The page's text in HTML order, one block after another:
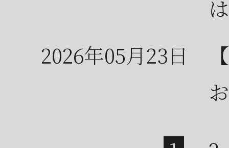
2026年05月23日